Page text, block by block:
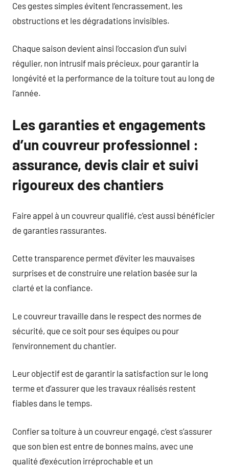
Ces gestes simples évitent l’encrassement, les
obstructions et les dégradations invisibles.
Chaque saison devient ainsi l’occasion d’un suivi
régulier, non intrusif mais précieux, pour garantir la
longévité et la performance de la toiture tout au long de
l’année.
Les garanties et engagements
d’un couvreur professionnel :
assurance, devis clair et suivi
rigoureux des chantiers
Faire appel à un couvreur qualifié, c’est aussi bénéficier
de garanties rassurantes.
Cette transparence permet d’éviter les mauvaises
surprises et de construire une relation basée sur la
clarté et la confiance.
Le couvreur travaille dans le respect des normes de
sécurité, que ce soit pour ses équipes ou pour
l’environnement du chantier.
Leur objectif est de garantir la satisfaction sur le long
terme et d’assurer que les travaux réalisés restent
fiables dans le temps.
Confier sa toiture à un couvreur engagé, c’est s’assurer
que son bien est entre de bonnes mains, avec une
qualité d’exécution irréprochable et un